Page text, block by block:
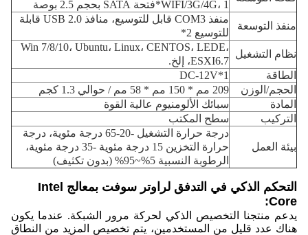
WIFI/3G/4G، 1*فتحة SATA بحجم 2.5 بوصة
منفذ التوسعة
منفذ COM3 قابل للتوسيع، منافذ USB 2.0 قابلة
للتوسيع 2*
نظام التشغيل
Win 7/8/10، Ubuntu، Linux، CENTOS، LEDE،
ESXI6.7، إلخ.
الطاقة
الحجم/الوزن
209 مم * 150 مم * 58 مم / حوالي 1.3 كجم
المادة
سبائك الألومنيوم عالية القوة
التركيب
سطح المكتب
بيئة العمل
درجة حرارة التشغيل -20-65 درجة مئوية، درجة
حرارة التخزين 15 درجة مئوية -35 درجة مئوية،
الرطوبة النسبية 5%~95% (بدون تكثيف)
التحكم الذكي في التدفق لراوتر سوفت بمعالج Intel
Core:
يدعم منتجنا التخصيص الذكي لحركة مرور الشبكة. عندما يكون
هناك عدد قليل من المستخدمين، يتم تخصيص المزيد من النطاق